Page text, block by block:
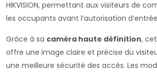
HIKVISION, permettant aux visiteurs de
les occupants avant l’autorisation
Grâce à sa caméra haute définition,
offre une image claire et précise du
une meilleure sécurité des accès. Les